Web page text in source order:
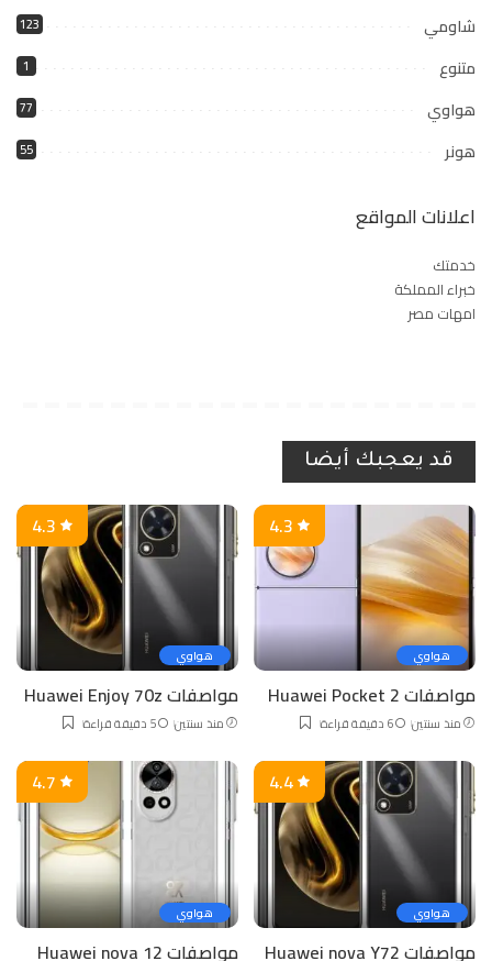
شاومي 123
متنوع 1
هواوي 77
هونر 55
اعلانات المواقع
خدمتك
خبراء المملكة
امهات مصر
قد يعجبك أيضا
هواوي
4.3
مواصفات Huawei Pocket 2
منذ سنتين 6 دقيقة قراءة
هواوي
4.3
مواصفات Huawei Enjoy 70z
منذ سنتين 5 دقيقة قراءة
هواوي
4.4
مواصفات Huawei nova Y72
هواوي
4.7
مواصفات Huawei nova 12